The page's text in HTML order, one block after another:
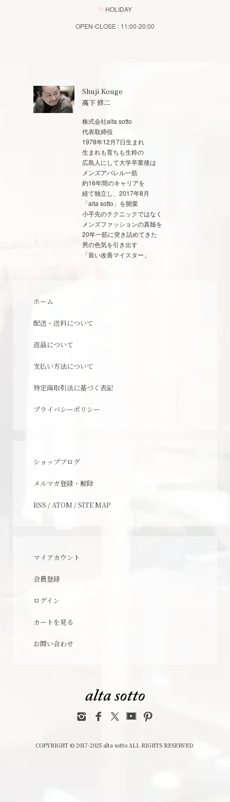
HOLIDAY
OPEN-CLOSE : 11:00-20:00
Shuji Kouge
高下 修二
株式会社alta sotto
代表取締役
1978年12月7日生まれ
生まれも育ちも生粋の
広島人にして大学卒業後は
メンズアパレル一筋
約16年間のキャリアを
経て独立し、2017年8月
「alta sotto」を開業
小手先のテクニックではなく
メンズファッションの真髄を
20年一筋に突き詰めてきた
男の色気を引き出す
「装い改善マイスター」
ホーム
配送・送料について
返品について
支払い方法について
特定商取引法に基づく表記
プライバシーポリシー
ショップブログ
メルマガ登録・解除
RSS / ATOM /SITE MAP
マイアカウント
会員登録
ログイン
カートを見る
お問い合わせ
COPYRIGHT © 2017-2025 alta sotto ALL RIGHTS RESERVED.